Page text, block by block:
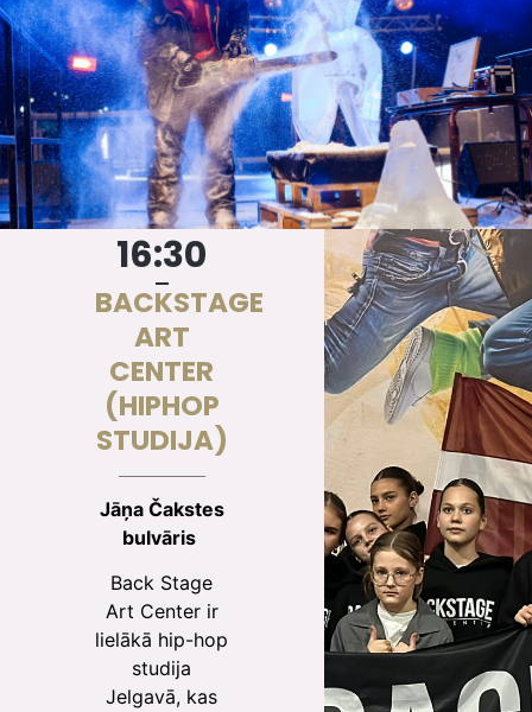
16:30
BACKSTAGE
ART
CENTER
(HIPHOP
STUDIJA)
Jāņa Čakstes
bulvāris
Back Stage
Art Center ir
lielākā hip-hop
studija
Jelgavā, kas